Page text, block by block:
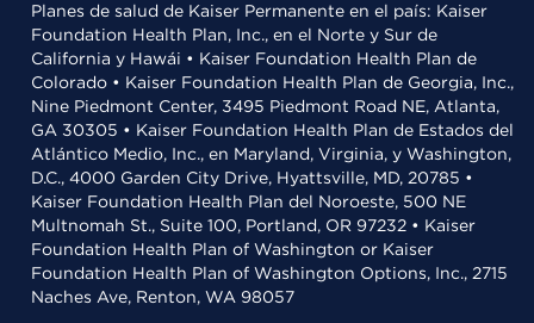
Planes de salud de Kaiser Permanente en el país: Kaiser
Foundation Health Plan, Inc., en el Norte y Sur de
California y Hawái • Kaiser Foundation Health Plan de
Colorado • Kaiser Foundation Health Plan de Georgia, Inc.,
Nine Piedmont Center, 3495 Piedmont Road NE, Atlanta,
GA 30305 • Kaiser Foundation Health Plan de Estados del
Atlántico Medio, Inc., en Maryland, Virginia, y Washington,
D.C., 4000 Garden City Drive, Hyattsville, MD, 20785 •
Kaiser Foundation Health Plan del Noroeste, 500 NE
Multnomah St., Suite 100, Portland, OR 97232 • Kaiser
Foundation Health Plan of Washington or Kaiser
Foundation Health Plan of Washington Options, Inc., 2715
Naches Ave, Renton, WA 98057